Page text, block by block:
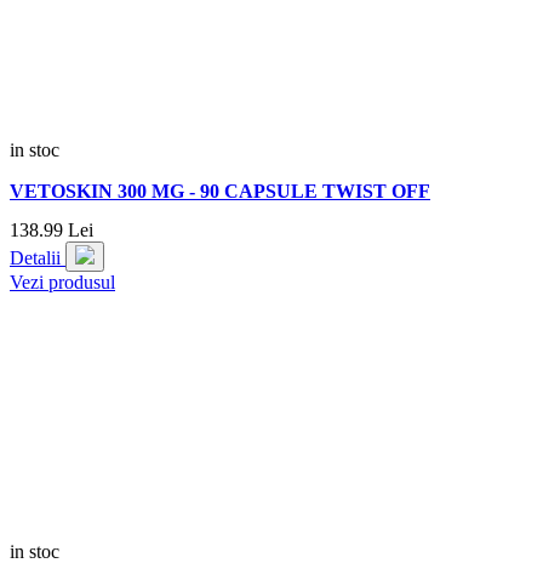
in stoc
VETOSKIN 300 MG - 90 CAPSULE TWIST OFF
138.99 Lei
Detalii
Vezi produsul
in stoc